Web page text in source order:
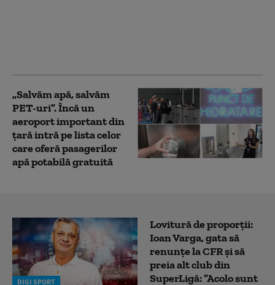
„Salvăm apă, salvăm
PET-uri”. Încă un
aeroport important din
țară intră pe lista celor
care oferă pasagerilor
apă potabilă gratuită
DIGI SPORT
Lovitură de proporții:
Ioan Varga, gata să
renunțe la CFR și să
preia alt club din
SuperLigă: ”Acolo sunt